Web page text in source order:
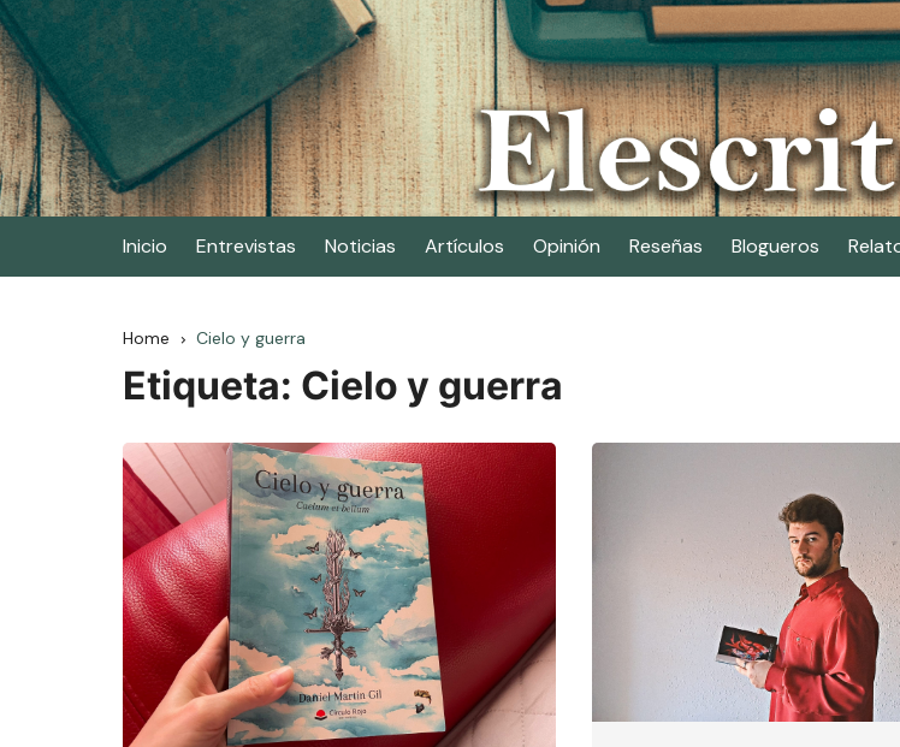
Skip
to
content
Elescritor.es
El periódico digital de los escritores
Inicio Entrevistas Noticias Artículos Opinión Reseñas Blogueros
Home Cielo y guerra
Etiqueta: Cielo y guerra